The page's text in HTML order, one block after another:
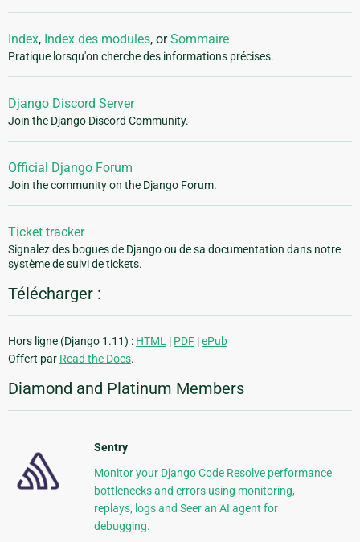
Index, Index des modules, orSommaire
Pratique lorsqu'on cherche des informations précises.
Django Discord Server
Join the Django Discord Community.
Official Django Forum
Join the community on the Django Forum.
Ticket tracker
Signalez des bogues de Django ou de sa documentation dans notre
système de suivi de tickets.
Télécharger :
Hors ligne (Django 1.11) : HTML | PDF |ePub
Offert par Read the Docs.
Diamond and Platinum Members
Sentry
Monitor your Django Code Resolve performance
bottlenecks and errors using monitoring,
replays, logs and Seer an AI agent for
debugging.